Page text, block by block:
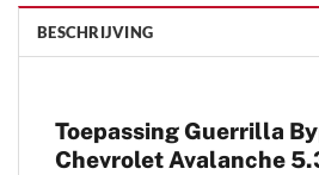
BESCHRIJVING
Toepassing Guerrilla
Chevrolet Avalanche